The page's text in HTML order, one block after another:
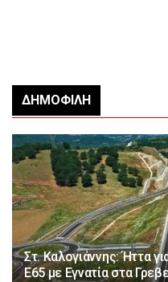
ΔΗΜΟΦΙΛΉ
Στ. Καλογιάννης: Ήττα
Ε65 με Εγνατία στα